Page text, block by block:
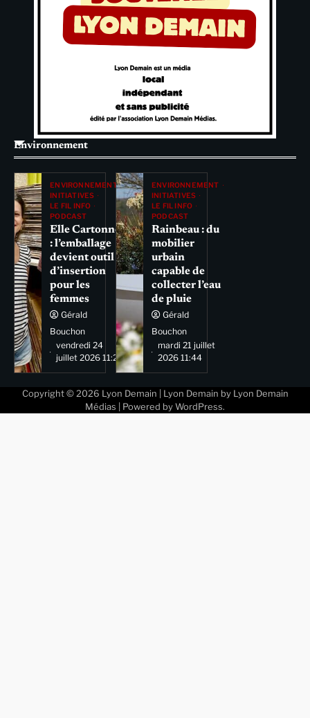
Environnement
ENVIRONNEMENT
INITIATIVES
LE FIL INFO
PODCAST
Elle Cartonne
: l’emballage
devient outil
d’insertion
pour les
femmes
Gérald
Bouchon
vendredi 24
juillet 2026 11:29
ENVIRONNEMENT
INITIATIVES
LE FIL INFO
PODCAST
Rainbeau : du
mobilier
urbain
capable de
collecter l’eau
de pluie
Gérald
Bouchon
mardi 21 juillet
2026 11:44
Copyright © 2026 Lyon Demain | Lyon Demain by Lyon Demain
Médias | Powered by WordPress.